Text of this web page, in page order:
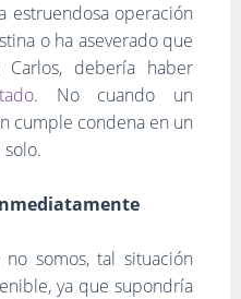
estruendosa operación
o ha aseverado que
debería haber
. No cuando un
cumple condena en un
somos, tal situación
ya que supondría